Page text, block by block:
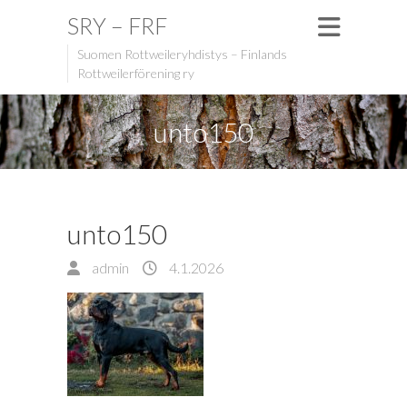
SRY – FRF
Suomen Rottweileryhdistys – Finlands
Rottweilerförening ry
unto150
unto150
admin 4.1.2026